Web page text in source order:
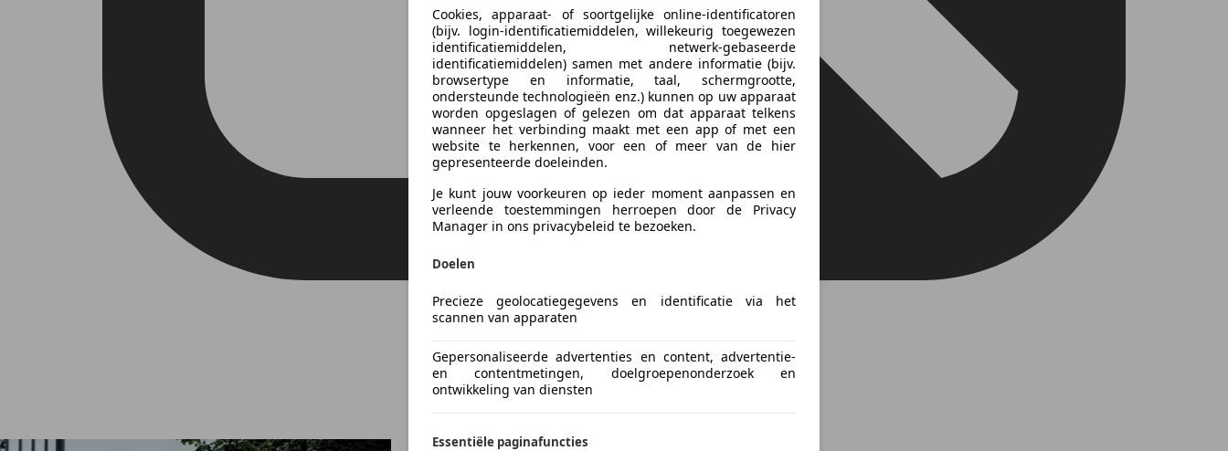
Cookies, apparaat- of soortgelijke online-identificatoren
(bijv. login-identificatiemiddelen, willekeurig toegewezen
identificatiemiddelen, netwerk-gebaseerde
identificatiemiddelen) samen met andere informatie (bijv.
browsertype en informatie, taal, schermgrootte,
ondersteunde technologieën enz.) kunnen op uw apparaat
worden opgeslagen of gelezen om dat apparaat telkens
wanneer het verbinding maakt met een app of met een
website te herkennen, voor een of meer van de hier
gepresenteerde doeleinden.
Je kunt jouw voorkeuren op ieder moment aanpassen en
verleende toestemmingen herroepen door de Privacy
Manager in ons privacybeleid te bezoeken.
Doelen
Precieze geolocatiegegevens en identificatie via het
scannen van apparaten
Gepersonaliseerde advertenties en content, advertentie-
en contentmetingen, doelgroepenonderzoek en
ontwikkeling van diensten
Essentiële paginafuncties